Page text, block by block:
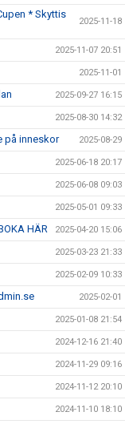
* Skyttis
2025-11-18
2025-11-07 20:51
2025-11-01
2025-09-27 16:15
2025-08-30 14:32
på inneskor 2025-08-29
2025-06-18 20:17
2025-06-08 09:03
2025-05-01 09:33
HÄR 2025-04-20 15:06
2025-03-23 21:33
2025-02-09 10:33
2025-02-01
2025-01-08 21:54
2024-12-16 21:40
2024-11-29 09:16
2024-11-12 20:10
2024-11-10 18:10